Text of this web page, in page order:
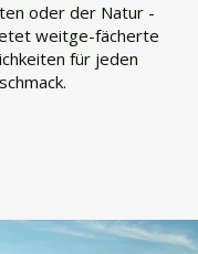
oder der Natur -
weitge-fächerte
für jeden